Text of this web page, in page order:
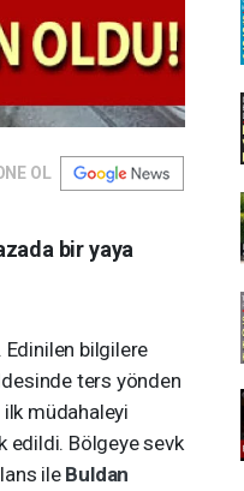
OL
bir yaya
bilgilere
ters yönden
ilk müdahaleyi
edildi. Bölgeye sevk
ileBuldan